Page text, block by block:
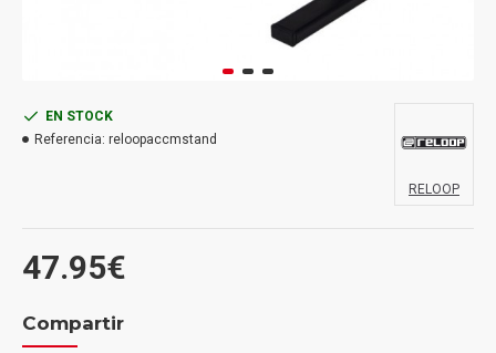
47.95€
EN STOCK
Referencia: reloopaccmstand
RELOOP
Compartir